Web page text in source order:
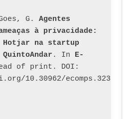
G. Agentes
à privacidade:
Hotjar na startup
. In E-
of print. DOI:
10.30962/ecomps.3231